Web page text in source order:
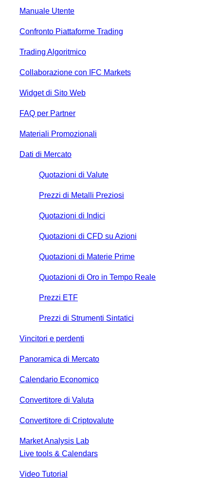
Manuale Utente
Confronto Piattaforme Trading
Trading Algoritmico
Collaborazione con IFC Markets
Widget di Sito Web
FAQ per Partner
Materiali Promozionali
Dati di Mercato
Quotazioni di Valute
Prezzi di Metalli Preziosi
Quotazioni di Indici
Quotazioni di CFD su Azioni
Quotazioni di Materie Prime
Quotazioni di Oro in Tempo Reale
Prezzi ETF
Prezzi di Strumenti Sintatici
Vincitori e perdenti
Panoramica di Mercato
Calendario Economico
Convertitore di Valuta
Convertitore di Criptovalute
Market Analysis Lab
Live tools & Calendars
Video Tutorial